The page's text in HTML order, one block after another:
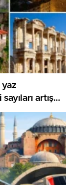
artış